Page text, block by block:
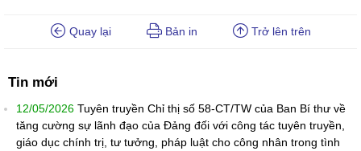
Quay lại Bản in Trở lên trên
Tin mới
12/05/2026 Tuyên truyền Chỉ thị số 58-CT/TW của Ban Bí thư về
tăng cường sự lãnh đạo của Đảng đối với công tác tuyên truyền,
giáo dục chính trị, tư tưởng, pháp luật cho công nhân trong tình